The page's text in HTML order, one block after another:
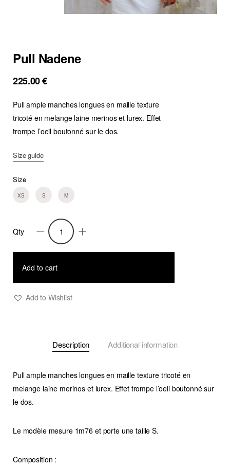
Pull Nadene
225.00€
Pull ample manches longues en maille texture
tricoté en melange laine merinos et lurex. Effet
trompe l’oeil boutonné sur le dos.
Size guide
Size
XS S M
Pull
Nadene
quantity
Qty
Add to cart
Add to Wishlist
Description Additional information
Pull ample manches longues en maille texture tricoté en
melange laine merinos et lurex. Effet trompe l’oeil boutonné sur
le dos.
Le modèle mesure 1m76 et porte une taille S.
Composition :